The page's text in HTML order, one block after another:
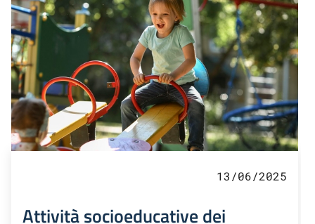
13/06/2025
Attività socioeducative dei